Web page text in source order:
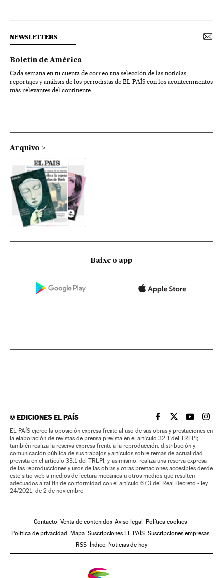
NEWSLETTERS
Boletín de América
Cada semana en tu cuenta de correo una selección de las noticias,
reportajes y análisis de los periodistas de EL PAÍS con los acontecimientos
más relevantes del continente.
Arquivo
Baixe o app
©EDICIONES EL PAÍS EL PAÍS BRASIL EN
EL PAÍSEL PAÍS
EL
EL PAÍS ejerce la oposición expresa frente al uso de sus obras y prestaciones en
la elaboración de revistas de prensa prevista en el artículo 32.1 del TRLPI;
también realiza la reserva expresa frente a la reproducción, distribución y
comunicación pública de sus trabajos y artículos sobre temas de actualidad
prevista en el artículo 33.1 del TRLPI; y, asimismo, realiza una reserva expresa
de las reproducciones y usos de las obras y otras prestaciones accesibles desde
este sitio web a medios de lectura mecánica u otros medios que resulten
adecuados a tal fin de conformidad con el artículo 67.3 del Real Decreto - ley
24/2021, de 2 de noviembre
Contacto Venta de contenidos Aviso legal Política cookies
Política de privacidad Mapa Suscripciones EL PAÍS Suscripciones empresas
RSS Índice Noticias de hoy